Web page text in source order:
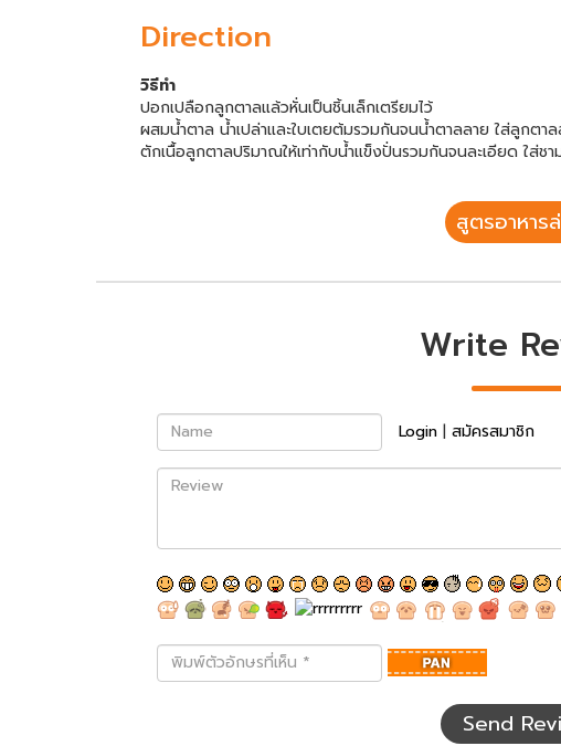
Direction
วิธีทำ
ปอกเปลือกลูกตาลแล้วหั่นเป็นชิ้นเล็กเตรียมไว้
ผสมน้ำตาล น้ำเปล่าและใบเตยต้มรวมกันจนน้ำตาลลาย ใส่ลูกตาล
ตักเนื้อลูกตาลปริมาณให้เท่ากับน้ำแข็งปั่นรวมกันจนละเอียด ใส่
สูตรอาหาร
Write
Name Login | สมัครสมาชิก
Review
พิมพ์
ตัว
Send